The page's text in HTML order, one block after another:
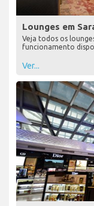
Lounges em
Veja todos os
funcionamento
Ver...